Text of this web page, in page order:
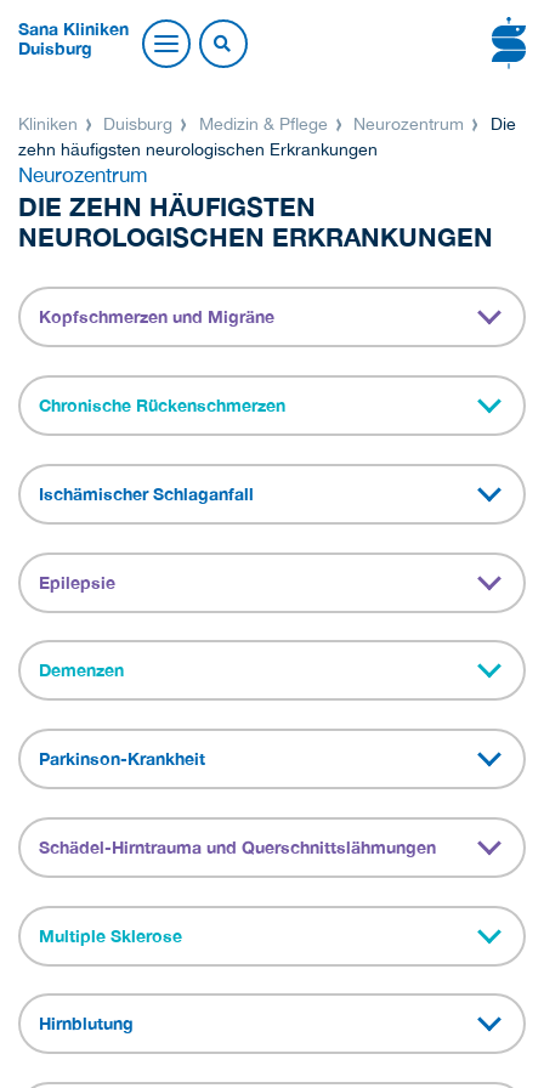
Sana Kliniken
Duisburg
Kliniken Duisburg Medizin & Pflege Neurozentrum
Die
zehn häufigsten neurologischen Erkrankungen
Neurozentrum
DIE ZEHN HÄUFIGSTEN
NEUROLOGISCHEN ERKRANKUNGEN
Kopfschmerzen und Migräne
Chronische Rückenschmerzen
Ischämischer Schlaganfall
Epilepsie
Demenzen
Parkinson-Krankheit
Schädel-Hirntrauma und Querschnittslähmungen
Multiple Sklerose
Hirnblutung